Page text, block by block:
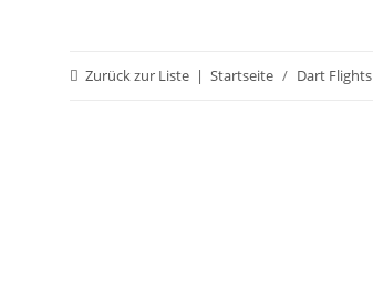
Zurück zur Liste Startseite Dart Flights